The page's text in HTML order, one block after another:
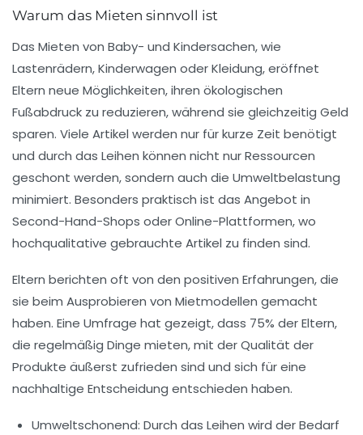
Warum das Mieten sinnvoll ist
Das Mieten von Baby- und Kindersachen, wie
Lastenrädern,Kinderwagen oderKleidung, eröffnet
Eltern neue Möglichkeiten, ihren ökologischen
Fußabdruck zu reduzieren, während sie gleichzeitig Geld
sparen. Viele Artikel werden nur für kurze Zeit benötigt
und durch das Leihen können nicht nur Ressourcen
geschont werden, sondern auch die Umweltbelastung
minimiert. Besonders praktisch ist das Angebot in
Second-Hand-Shops oder Online-Plattformen, wo
hochqualitative gebrauchte Artikel zu finden sind.
Eltern berichten oft von den positiven Erfahrungen, die
sie beim Ausprobieren von Mietmodellen gemacht
haben. Eine Umfrage hat gezeigt, dass 75% der Eltern,
die regelmäßig Dinge mieten, mit der Qualität der
Produkte äußerst zufrieden sind und sich für eine
nachhaltige Entscheidung entschieden haben.
Umweltschonend: Durch das Leihen wird der Bedarf